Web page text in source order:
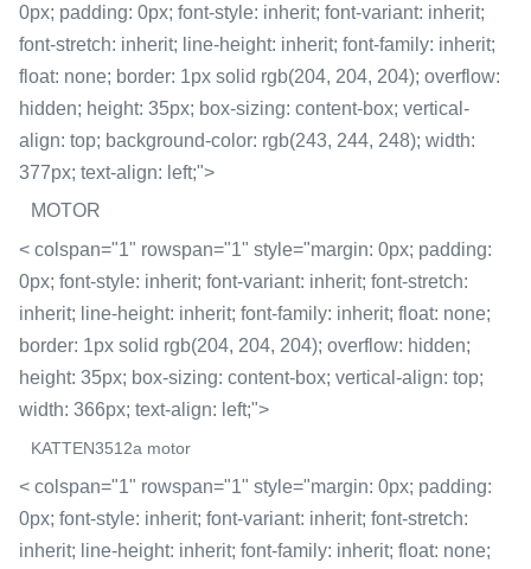
0px; padding: 0px; font-style: inherit; font-variant: inherit;
font-stretch: inherit; line-height: inherit; font-family: inherit;
float: none; border: 1px solid rgb(204, 204, 204); overflow:
hidden; height: 35px; box-sizing: content-box; vertical-
align: top; background-color: rgb(243, 244, 248); width:
377px; text-align: left;">
MOTOR
< colspan="1" rowspan="1" style="margin: 0px; padding:
0px; font-style: inherit; font-variant: inherit; font-stretch:
inherit; line-height: inherit; font-family: inherit; float: none;
border: 1px solid rgb(204, 204, 204); overflow: hidden;
height: 35px; box-sizing: content-box; vertical-align: top;
width: 366px; text-align: left;">
KATTEN3512a motor
< colspan="1" rowspan="1" style="margin: 0px; padding:
0px; font-style: inherit; font-variant: inherit; font-stretch:
inherit; line-height: inherit; font-family: inherit; float: none;